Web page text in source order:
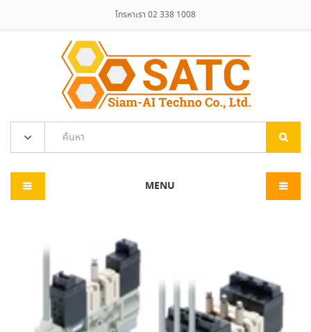
โทรหาเรา 02 338 1008
MENU